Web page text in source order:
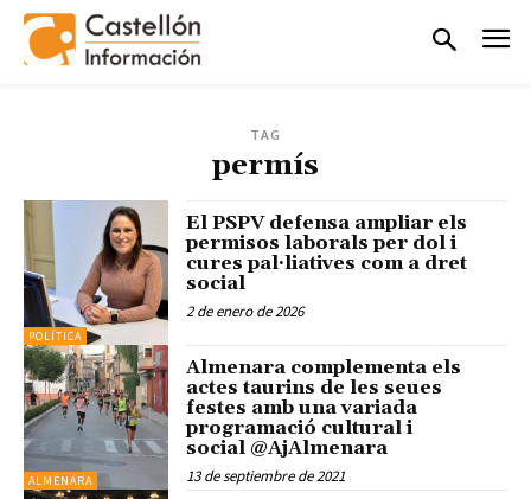
TAG
permís
POLÍTICA
El PSPV defensa ampliar els
permisos laborals per dol i
cures pal·liatives com a dret
social
2 de enero de 2026
ALMENARA
Almenara complementa els
actes taurins de les seues
festes amb una variada
programació cultural i
social @AjAlmenara
13 de septiembre de 2021